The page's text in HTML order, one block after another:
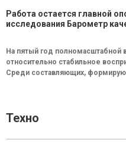
Работа остается главной
исследования Барометр
На пятый год полномасштабной
относительно стабильное
Среди составляющих,
Техно